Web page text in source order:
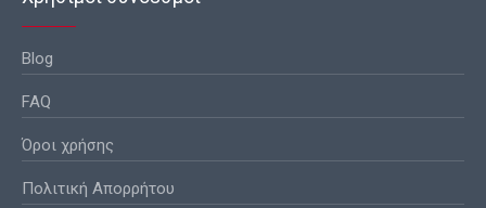
Blog
FAQ
Όροι χρήσης
Πολιτική Απορρήτου